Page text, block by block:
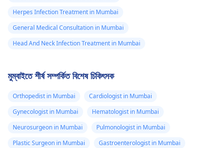
Herpes Infection Treatment in Mumbai
General Medical Consultation in Mumbai
Head And Neck Infection Treatment in Mumbai
মুম্বাইতে শীর্ষ সম্পর্কিত বিশেষ চিকিৎসক
Orthopedist in Mumbai
Cardiologist in Mumbai
Gynecologist in Mumbai
Hematologist in Mumbai
Neurosurgeon in Mumbai
Pulmonologist in Mumbai
Plastic Surgeon in Mumbai
Gastroenterologist in Mumbai